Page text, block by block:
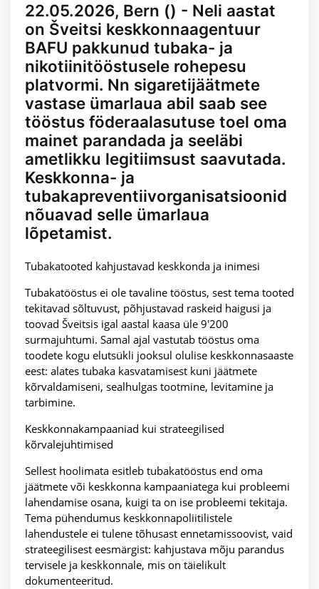
22.05.2026, Bern () - Neli aastat
on Šveitsi keskkonnaagentuur
BAFU pakkunud tubaka- ja
nikotiinitööstusele rohepesu
platvormi. Nn sigaretijäätmete
vastase ümarlaua abil saab see
tööstus föderaalasutuse toel oma
mainet parandada ja seeläbi
ametlikku legitiimsust saavutada.
Keskkonna- ja
tubakapreventiivorganisatsioonid
nõuavad selle ümarlaua
lõpetamist.
Tubakatooted kahjustavad keskkonda ja inimesi
Tubakatööstus ei ole tavaline tööstus, sest tema tooted
tekitavad sõltuvust, põhjustavad raskeid haigusi ja
toovad Šveitsis igal aastal kaasa üle 9'200
surmajuhtumi. Samal ajal vastutab tööstus oma
toodete kogu elutsükli jooksul olulise keskkonnasaaste
eest: alates tubaka kasvatamisest kuni jäätmete
kõrvaldamiseni, sealhulgas tootmine, levitamine ja
tarbimine.
Keskkonnakampaaniad kui strateegilised
kõrvalejuhtimised
Sellest hoolimata esitleb tubakatööstus end oma
jäätmete või keskkonna kampaaniatega kui probleemi
lahendamise osana, kuigi ta on ise probleemi tekitaja.
Tema pühendumus keskkonnapoliitilistele
lahendustele ei tulene tõhusast ennetamissoovist, vaid
strateegilisest eesmärgist: kahjustava mõju parandus
tervisele ja keskkonnale, mis on täielikult
dokumenteeritud.